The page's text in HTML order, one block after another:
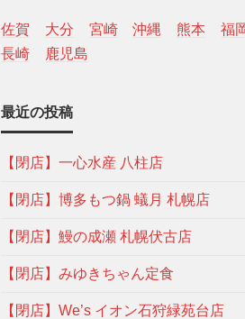
佐賀 大分 宮崎 沖縄 熊本
福
長崎
鹿児島
最近の投稿
【閉店】一心水産 八柱店
【閉店】博多もつ鍋 蟻月 札幌店
【閉店】鰻の成瀬 札幌伏古店
【閉店】みゆきちゃん定食
【閉店】We’s イオン石狩緑苑台店